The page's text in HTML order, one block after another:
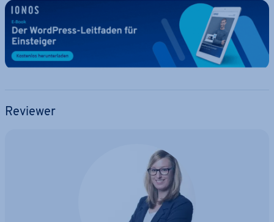
Reviewer